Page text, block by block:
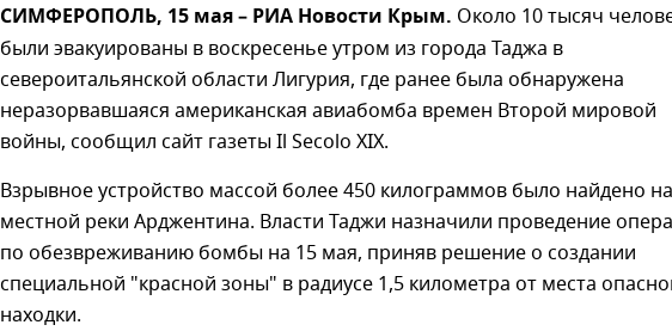
СИМФЕРОПОЛЬ, 15 мая – РИА Новости Крым. Около 10 тысяч
были эвакуированы в воскресенье утром из города Таджа в
североитальянской области Лигурия, где ранее была обнаружена
неразорвавшаяся американская авиабомба времен Второй мировой
войны, сообщил сайт газеты Il Secolo XIX.
Взрывное устройство массой более 450 килограммов было найдено
местной реки Арджентина. Власти Таджи назначили проведение
по обезвреживанию бомбы на 15 мая, приняв решение о создании
специальной "красной зоны" в радиусе 1,5 километра от места
находки.